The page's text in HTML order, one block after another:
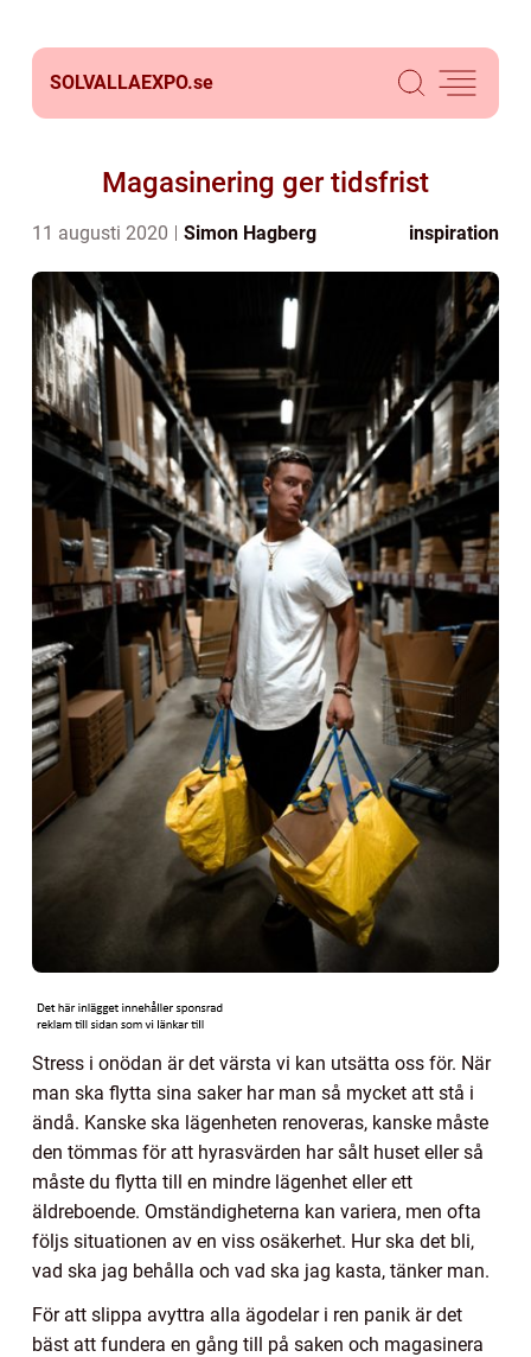
SOLVALLAEXPO.se
Magasinering ger tidsfrist
11 augusti 2020 Simon Hagberg inspiration
Stress i onödan är det värsta vi kan utsätta oss för. När
man ska flytta sina saker har man så mycket att stå i
ändå. Kanske ska lägenheten renoveras, kanske måste
den tömmas för att hyrasvärden har sålt huset eller så
måste du flytta till en mindre lägenhet eller ett
äldreboende. Omständigheterna kan variera, men ofta
följs situationen av en viss osäkerhet. Hur ska det bli,
vad ska jag behålla och vad ska jag kasta, tänker man.
För att slippa avyttra alla ägodelar i ren panik är det
bäst att fundera en gång till på saken och magasinera